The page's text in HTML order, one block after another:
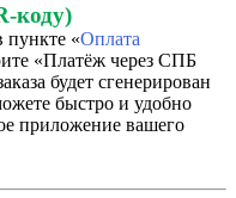
коду)
пункте «Оплата
«Платёж через СПБ
будет сгенерирован
быстро и удобно
приложение вашего